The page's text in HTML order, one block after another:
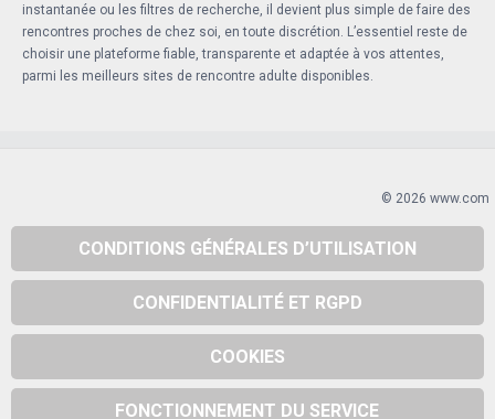
instantanée ou les filtres de recherche, il devient plus simple de faire des
rencontres proches de chez soi, en toute discrétion. L’essentiel reste de
choisir une plateforme fiable, transparente et adaptée à vos attentes,
parmi les meilleurs sites de rencontre adulte disponibles.
© 2026 www.com
CONDITIONS GÉNÉRALES D’UTILISATION
CONFIDENTIALITÉ ET RGPD
COOKIES
FONCTIONNEMENT DU SERVICE